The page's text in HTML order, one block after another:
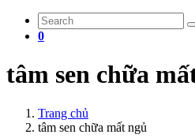
0
tâm sen chữa
Trang chủ
tâm sen chữa mất ngủ